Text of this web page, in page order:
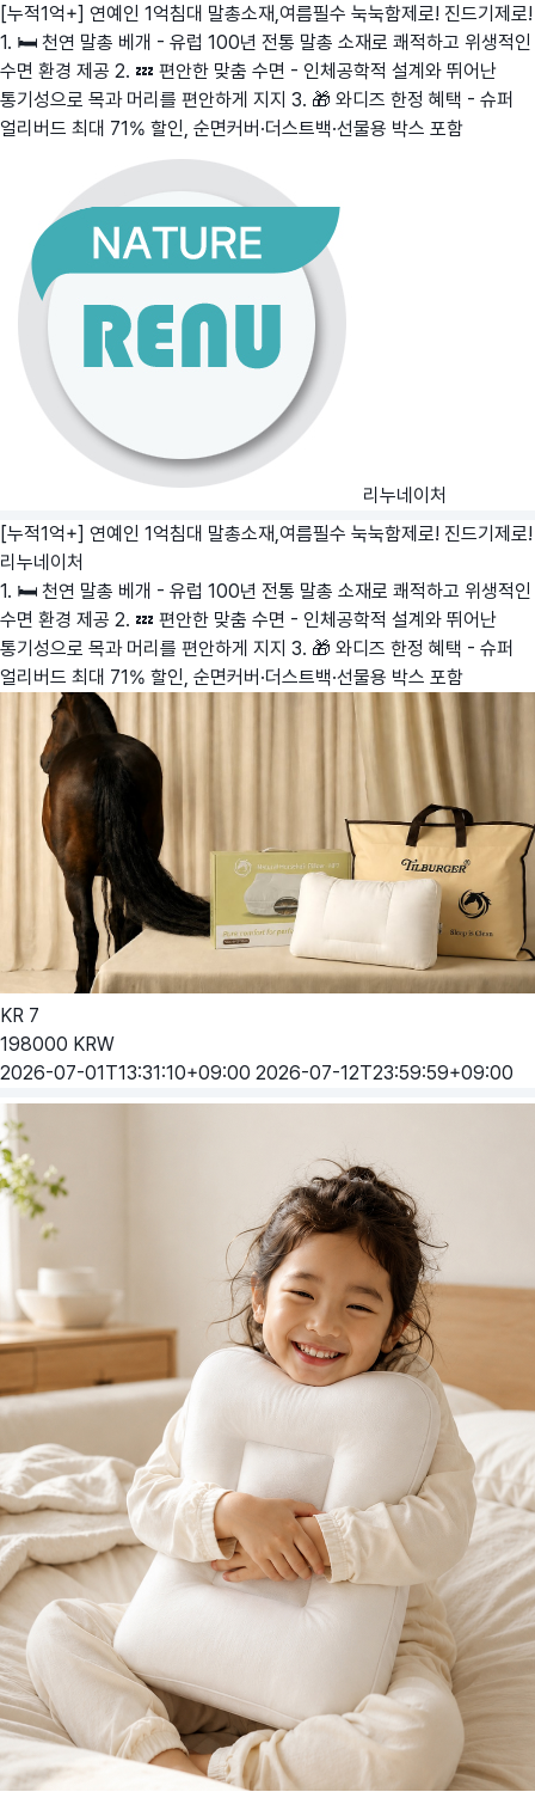
[누적1억+] 연예인 1억침대 말총소재,여름필수 눅눅함제로! 진드기제로!
1. 🛏️ 천연 말총 베개 - 유럽 100년 전통 말총 소재로 쾌적하고 위생적인
수면 환경 제공 2. 💤 편안한 맞춤 수면 - 인체공학적 설계와 뛰어난
통기성으로 목과 머리를 편안하게 지지 3. 🎁 와디즈 한정 혜택 - 슈퍼
얼리버드 최대 71% 할인, 순면커버·더스트백·선물용 박스 포함
리누네이처
[누적1억+] 연예인 1억침대 말총소재,여름필수 눅눅함제로! 진드기제로!
리누네이처
1. 🛏️ 천연 말총 베개 - 유럽 100년 전통 말총 소재로 쾌적하고 위생적인
수면 환경 제공 2. 💤 편안한 맞춤 수면 - 인체공학적 설계와 뛰어난
통기성으로 목과 머리를 편안하게 지지 3. 🎁 와디즈 한정 혜택 - 슈퍼
얼리버드 최대 71% 할인, 순면커버·더스트백·선물용 박스 포함
KR 7
198000 KRW
2026-07-01T13:31:10+09:00 2026-07-12T23:59:59+09:00